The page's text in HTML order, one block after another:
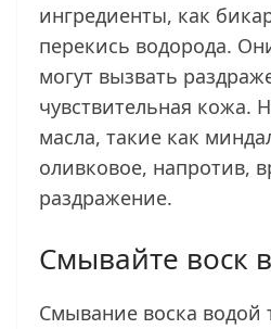
ингредиенты, как
перекись водорода.
могут вызвать
чувствительная кожа.
масла, такие как
оливковое, напротив,
раздражение.
Смывайте воск
Смывание воска водой